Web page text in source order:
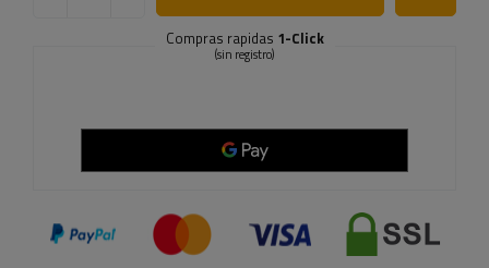
Compras rapidas 1-Click
(sin registro)